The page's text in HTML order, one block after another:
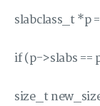
slabclass_t *p
if (p->slabs ==
size_t